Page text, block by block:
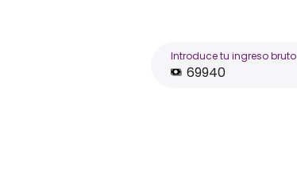
Introduce tu ingreso bruto